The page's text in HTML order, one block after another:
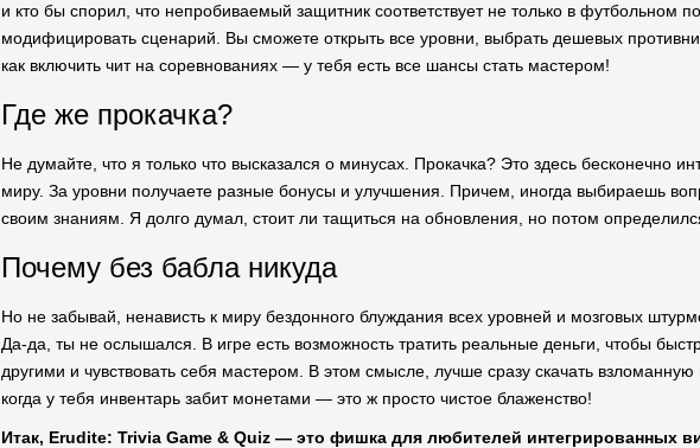
и кто бы спорил, что непробиваемый защитник соответствует не только в
модифицировать сценарий. Вы сможете открыть все уровни, выбрать дешевых
как включить чит на соревнованиях — у тебя есть все шансы стать мастером!
Где же прокачка?
Не думайте, что я только что высказался о минусах. Прокачка? Это здесь бесконечно
миру. За уровни получаете разные бонусы и улучшения. Причем, иногда выбираешь
своим знаниям. Я долго думал, стоит ли тащиться на обновления, но потом
Почему без бабла никуда
Но не забывай, ненависть к миру бездонного блуждания всех уровней и мозговых
Да-да, ты не ослышался. В игре есть возможность тратить реальные деньги, чтобы
другими и чувствовать себя мастером. В этом смысле, лучше сразу скачать
когда у тебя инвентарь забит монетами — это ж просто чистое блаженство!
Итак, Erudite: Trivia Game & Quiz — это фишка для любителей интегрированных